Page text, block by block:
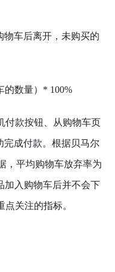
物车后离开，未购买的
的数量）* 100%
付款按钮、从购物车页
完成付款。根据贝马尔
，平均购物车放弃率为
加入购物车后并不会下
关注的指标。